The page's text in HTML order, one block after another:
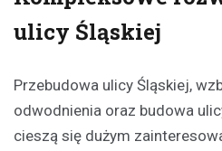
ulicy Śląskiej
Przebudowa ulicy Śląskiej,
odwodnienia oraz budowa
cieszą się dużym